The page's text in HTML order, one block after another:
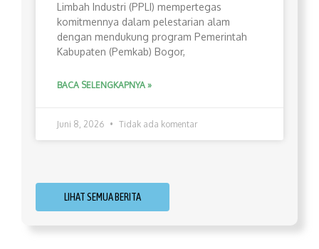
Limbah Industri (PPLI) mempertegas
komitmennya dalam pelestarian alam
dengan mendukung program Pemerintah
Kabupaten (Pemkab) Bogor,
BACA SELENGKAPNYA »
Juni 8, 2026 Tidak ada komentar
LIHAT SEMUA BERITA